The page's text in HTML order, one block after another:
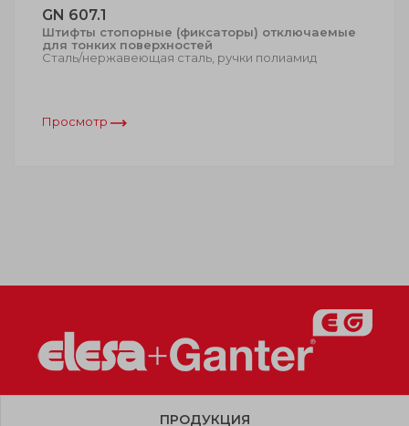
GN 607.1
Штифты стопорные (фиксаторы) отключаемые
для тонких поверхностей
Сталь/нержавеющая сталь, ручки полиамид
Просмотр
ПРОДУКЦИЯ